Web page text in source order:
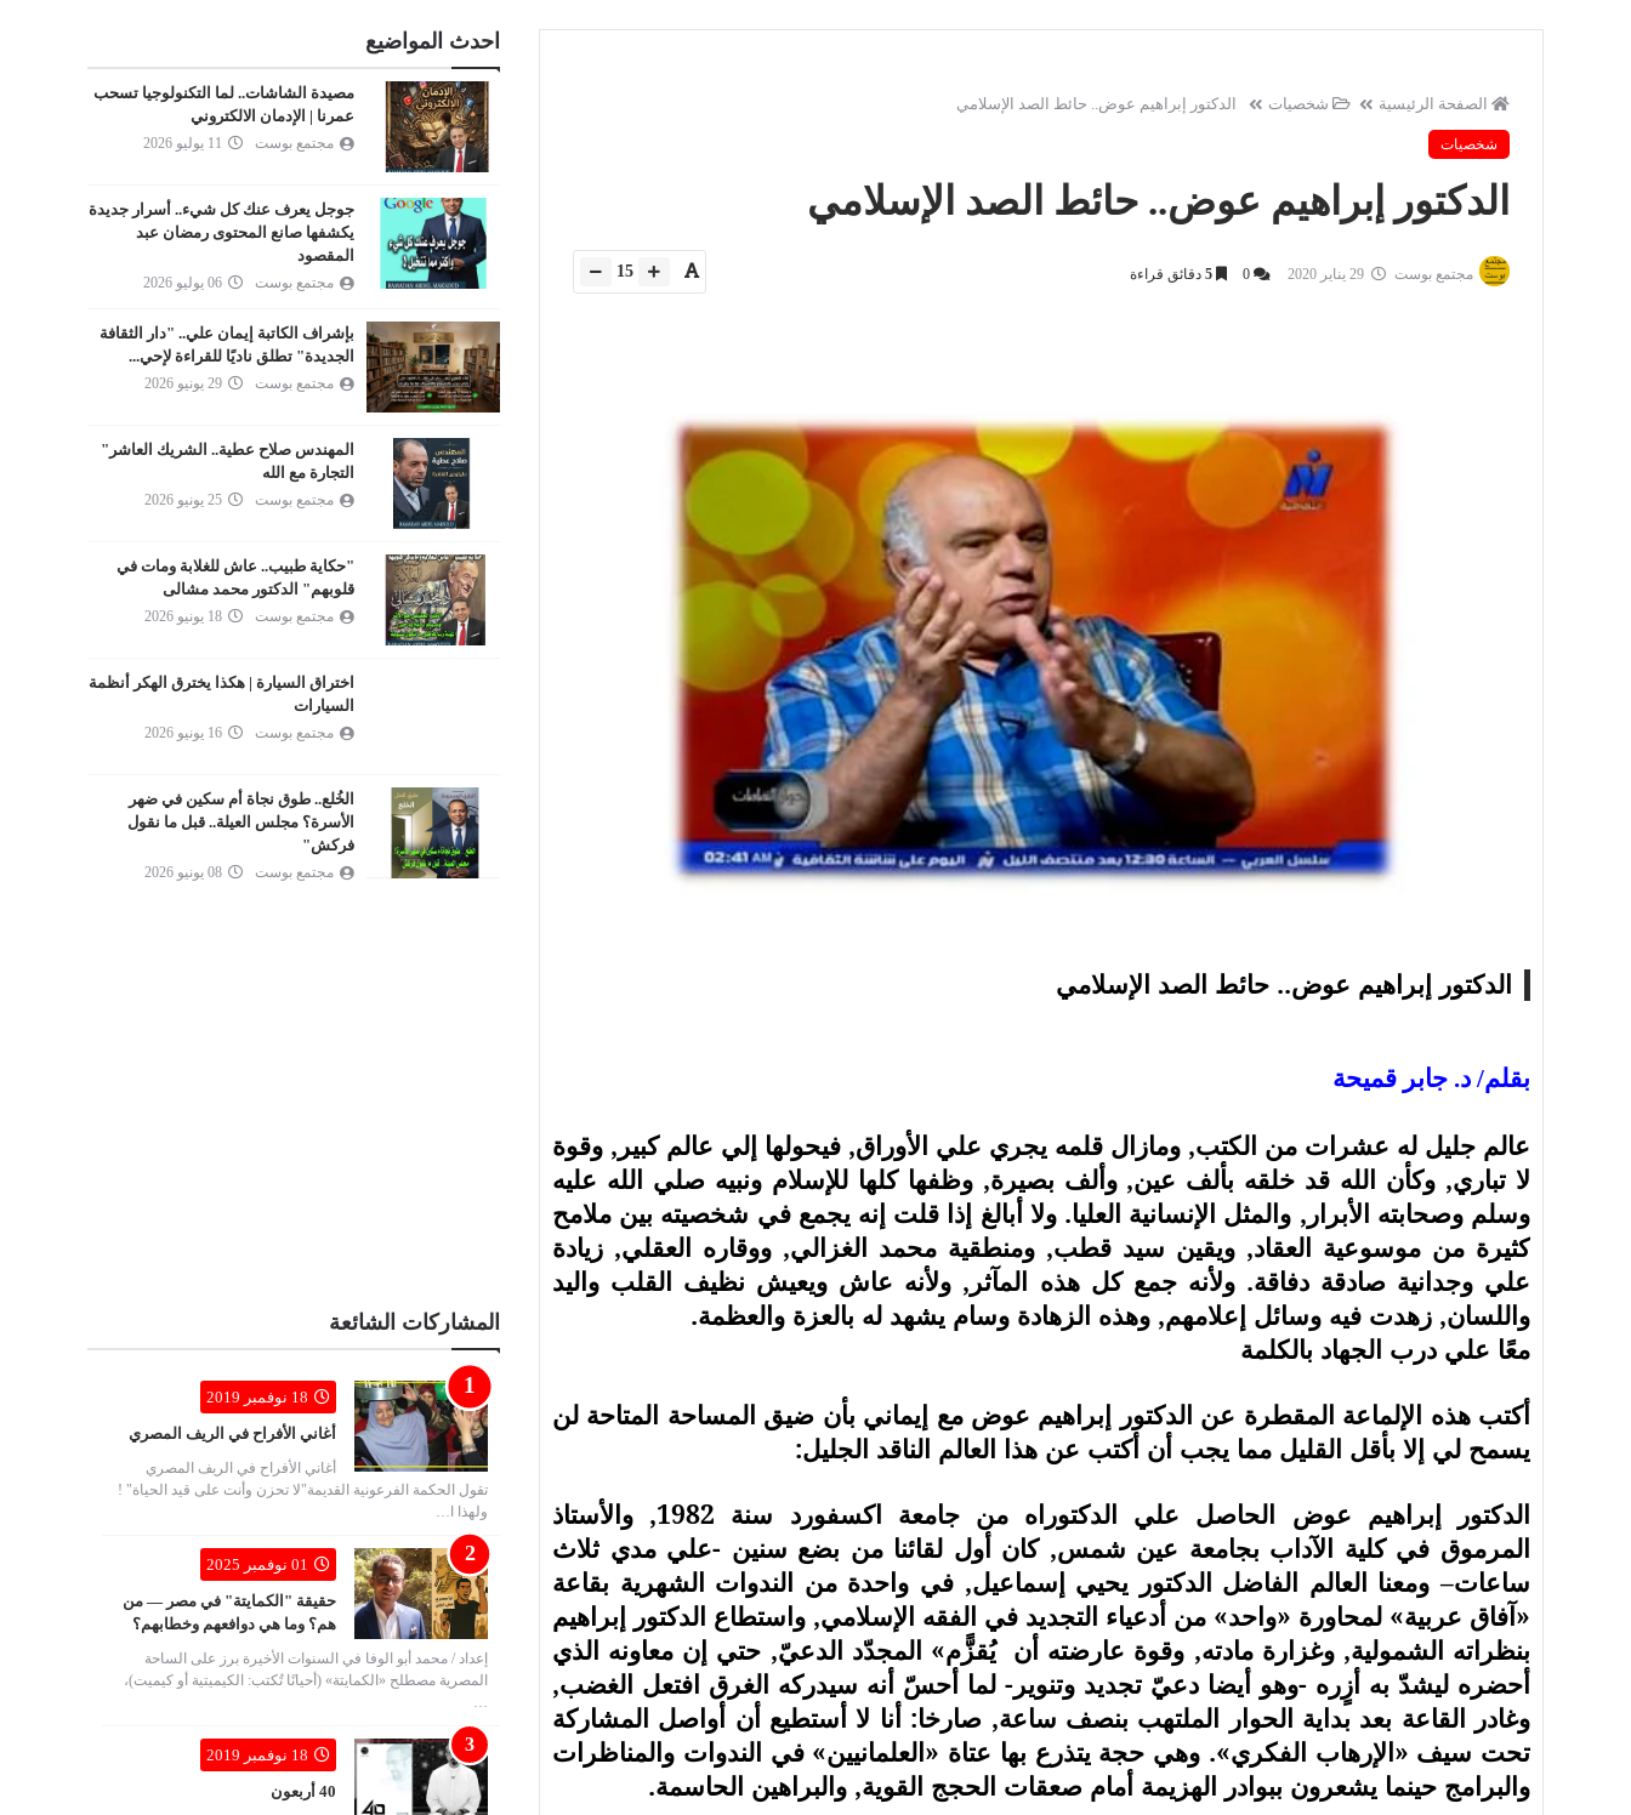
عمرنا | الإدمان الالكتروني
الصفحة الرئيسية شخصيات الدكتور إبراهيم عوض.. حائط الصد الإسلامي
شخصيات
الدكتور إبراهيم عوض.. حائط الصد الإسلامي
مجتمع بوست 0
5 دقائق قراءة 15
الدكتور إبراهيم عوض.. حائط الصد الإسلامي
بقلم/ د. جابر قميحة
عالم جليل له عشرات من الكتب, ومازال قلمه يجري علي الأوراق, فيحولها إلي عالم كبير, وقوة
لا تباري, وكأن الله قد خلقه بألف عين, وألف بصيرة, وظفها كلها للإسلام ونبيه صلي الله عليه
وسلم وصحابته الأبرار, والمثل الإنسانية العليا. ولا أبالغ إذا قلت إنه يجمع في شخصيته بين ملامح
كثيرة من موسوعية العقاد, ويقين سيد قطب, ومنطقية محمد الغزالي, ووقاره العقلي, زيادة
علي وجدانية صادقة دفاقة. ولأنه جمع كل هذه المآثر, ولأنه عاش ويعيش نظيف القلب واليد
واللسان, زهدت فيه وسائل إعلامهم, وهذه الزهادة وسام يشهد له بالعزة والعظمة.
معًا علي درب الجهاد بالكلمة
أكتب هذه الإلماعة المقطرة عن الدكتور إبراهيم عوض مع إيماني بأن ضيق المساحة المتاحة لن
يسمح لي إلا بأقل القليل مما يجب أن أكتب عن هذا العالم الناقد الجليل:
الدكتور إبراهيم عوض الحاصل علي الدكتوراه من جامعة اكسفورد سنة 1982, والأستاذ
المرموق في كلية الآداب بجامعة عين شمس, كان أول لقائنا من بضع سنين -علي مدي ثلاث
ساعات– ومعنا العالم الفاضل الدكتور يحيي إسماعيل, في واحدة من الندوات الشهرية بقاعة
«آفاق عربية» لمحاورة «واحد» من أدعياء التجديد في الفقه الإسلامي, واستطاع الدكتور إبراهيم
بنظراته الشمولية, وغزارة مادته, وقوة عارضته أن يُقزًّم» المجدّد الدعيّ, حتي إن معاونه الذي
أحضره ليشدّ به أزٍره -وهو أيضا دعيّ تجديد وتنوير- لما أحسّ أنه سيدركه الغرق افتعل الغضب,
وغادر القاعة بعد بداية الحوار الملتهب بنصف ساعة, صارخا: أنا لا أستطيع أن أواصل المشاركة
تحت سيف «الإرهاب الفكري». وهي حجة يتذرع بها عتاة «العلمانيين» في الندوات والمناظرات
والبرامج حينما يشعرون ببوادر الهزيمة أمام صعقات الحجج القوية, والبراهين الحاسمة.
احدث المواضيع
مصيدة الشاشات.. لما التكنولوجيا تسحب
عمرنا | الإدمان الالكتروني
مجتمع بوست 11 يوليو 2026
جوجل يعرف عنك كل شيء.. أسرار جديدة
يكشفها صانع المحتوى رمضان عبد
المقصود
مجتمع بوست 06 يوليو 2026
بإشراف الكاتبة إيمان علي.. "دار الثقافة
الجديدة" تطلق ناديًا للقراءة لإحي...
مجتمع بوست 29 يونيو 2026
المهندس صلاح عطية.. الشريك العاشر"
التجارة مع الله
مجتمع بوست 25 يونيو 2026
"حكاية طبيب.. عاش للغلابة ومات في
قلوبهم" الدكتور محمد مشالى
مجتمع بوست 18 يونيو 2026
اختراق السيارة | هكذا يخترق الهكر أنظمة
السيارات
مجتمع بوست 16 يونيو 2026
الخُلع.. طوق نجاة أم سكين في ضهر
الأسرة؟ مجلس العيلة.. قبل ما نقول
فركش"
مجتمع بوست 08 يونيو 2026
المشاركات الشائعة
18 نوفمبر 2019
أغاني الأفراح في الريف المصري
أغاني الأفراح في الريف المصري
تقول الحكمة الفرعونية القديمة"لا تحزن وأنت على قيد الحياة" !
ولهذا ا…
01 نوفمبر 2025
حقيقة "الكمايتة" في مصر — من
هم؟ وما هي دوافعهم وخطابهم؟
إعداد / محمد أبو الوفا في السنوات الأخيرة برز على الساحة
المصرية مصطلح «الكمايتة» (أحيانًا تُكتب: الكيميتية أو كيميت)،
18 نوفمبر 2019
40 أربعون